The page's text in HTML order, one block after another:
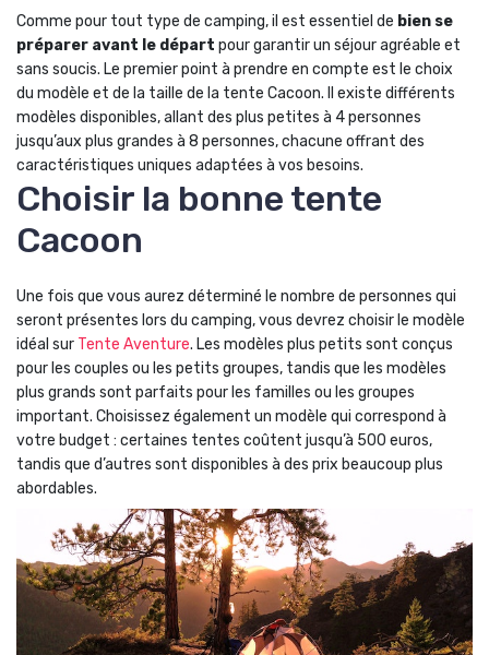
Comme pour tout type de camping, il est essentiel de bien se
préparer avant le départ pour garantir un séjour agréable et
sans soucis. Le premier point à prendre en compte est le choix
du modèle et de la taille de la tente Cacoon. Il existe différents
modèles disponibles, allant des plus petites à 4 personnes
jusqu’aux plus grandes à 8 personnes, chacune offrant des
caractéristiques uniques adaptées à vos besoins.
Choisir la bonne tente
Cacoon
Une fois que vous aurez déterminé le nombre de personnes qui
seront présentes lors du camping, vous devrez choisir le modèle
idéal sur Tente Aventure. Les modèles plus petits sont conçus
pour les couples ou les petits groupes, tandis que les modèles
plus grands sont parfaits pour les familles ou les groupes
important. Choisissez également un modèle qui correspond à
votre budget : certaines tentes coûtent jusqu’à 500 euros,
tandis que d’autres sont disponibles à des prix beaucoup plus
abordables.